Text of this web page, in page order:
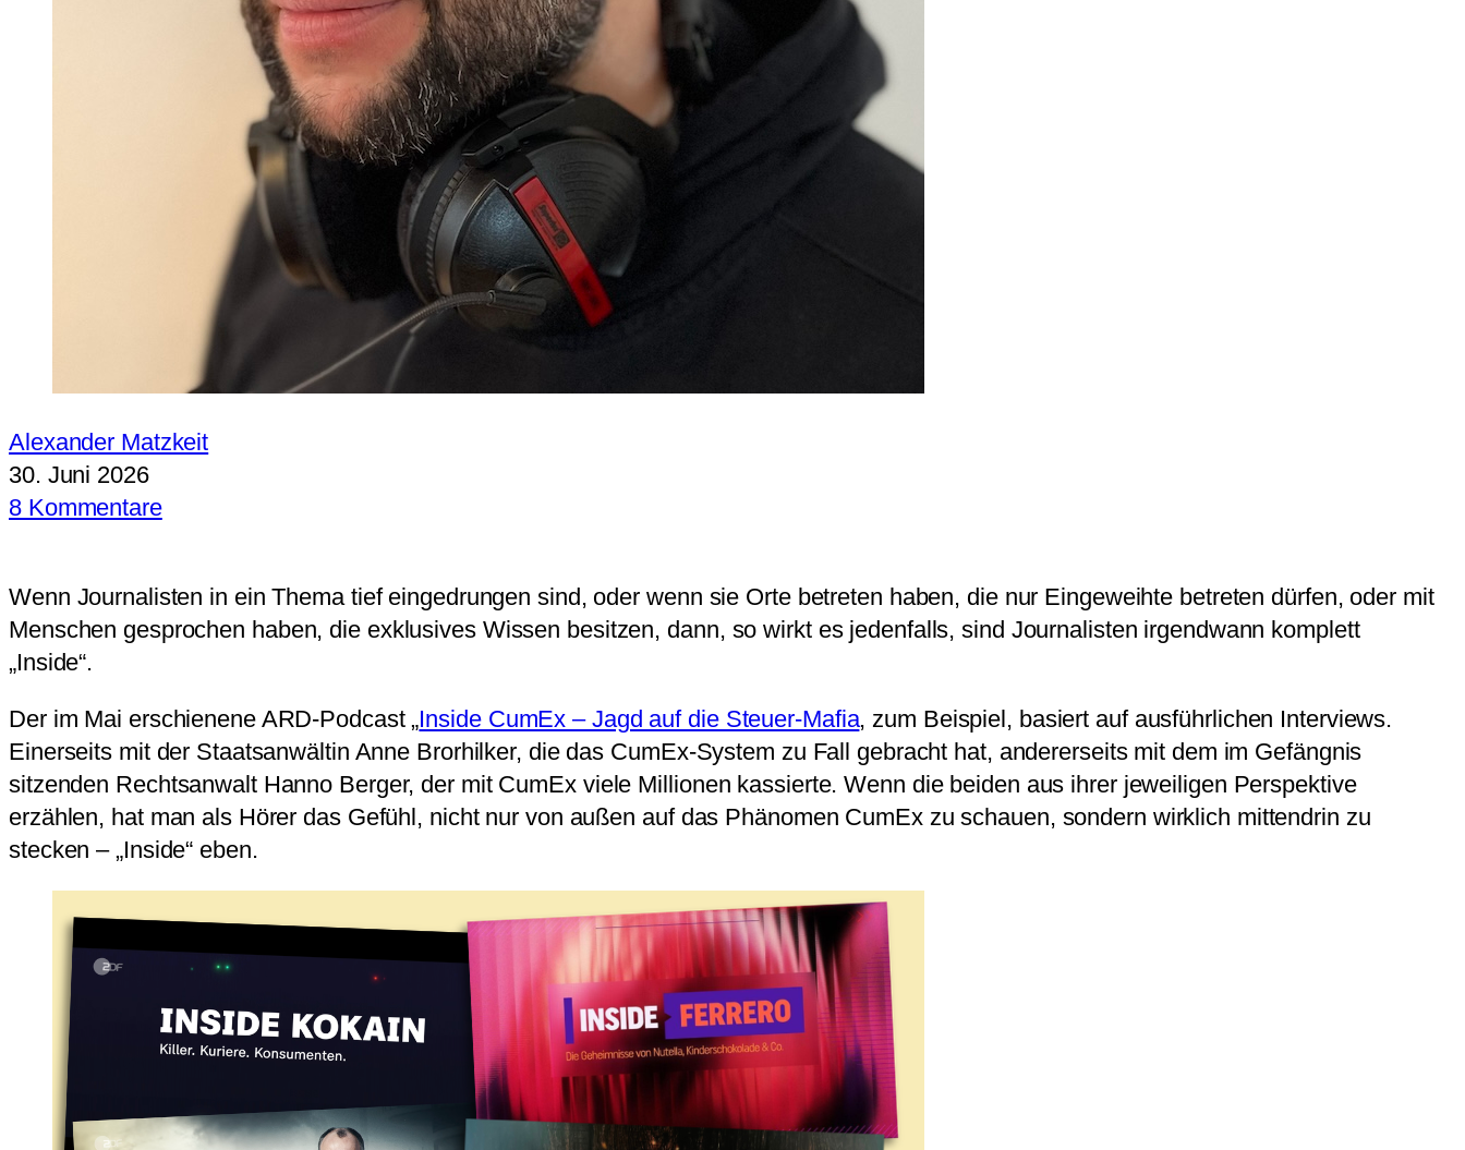
Alexander Matzkeit
30. Juni 2026
8 Kommentare
Wenn Journalisten in ein Thema tief eingedrungen sind, oder wenn sie Orte betreten haben, die nur Eingeweihte betreten dürfen, oder mit
Menschen gesprochen haben, die exklusives Wissen besitzen, dann, so wirkt es jedenfalls, sind Journalisten irgendwann komplett
„Inside“.
Der im Mai erschienene ARD-Podcast „Inside CumEx – Jagd auf die Steuer-Mafia, zum Beispiel, basiert auf ausführlichen Interviews.
Einerseits mit der Staatsanwältin Anne Brorhilker, die das CumEx-System zu Fall gebracht hat, andererseits mit dem im Gefängnis
sitzenden Rechtsanwalt Hanno Berger, der mit CumEx viele Millionen kassierte. Wenn die beiden aus ihrer jeweiligen Perspektive
erzählen, hat man als Hörer das Gefühl, nicht nur von außen auf das Phänomen CumEx zu schauen, sondern wirklich mittendrin zu
stecken – „Inside“ eben.